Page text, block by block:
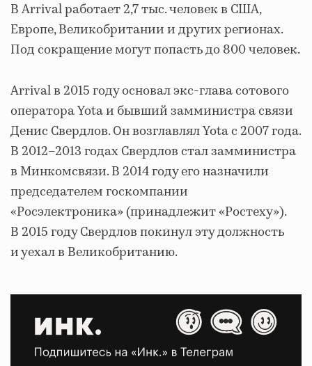
В Arrival работает 2,7 тыс. человек в США,
Европе, Великобритании и других регионах.
Под сокращение могут попасть до 800 человек.
Arrival в 2015 году основал экс-глава сотового
оператора Yota и бывший замминистра связи
Денис Свердлов. Он возглавлял Yota с 2007 года.
В 2012–2013 годах Свердлов стал замминистра
в Минкомсвязи. В 2014 году его назначили
председателем госкомпании
«Росэлектроника» (принадлежит «Ростеху»).
В 2015 году Свердлов покинул эту должность
и уехал в Великобританию.